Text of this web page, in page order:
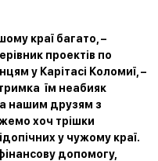
краї багато, –
проектів по
у Карітасі Коломиї, –
їм неабияк
нашим друзям з
хоч трішки
у чужому краї.
допомогу,